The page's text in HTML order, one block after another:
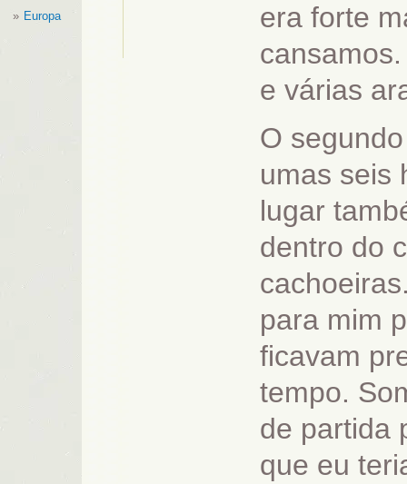
Europa
era forte
e várias
O
umas seis
lugar
dentro do
para mim
ficavam
tempo.
de partida
que eu